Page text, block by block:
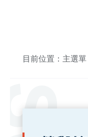
目前位置：主選單
:::
:::